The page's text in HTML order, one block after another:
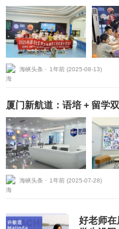
海峡头条 ⋅ 1年前 (2025-08-13)
厦门新航道：语培 + 留学
海峡头条 ⋅ 1年前 (2025-07-28)
好老师在